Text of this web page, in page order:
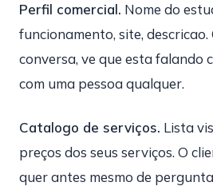
Perfil comercial. Nome do
funcionamento, site,
conversa, ve que esta falando
com uma pessoa qualquer.
Catalogo de serviços. Lista
preços dos seus serviços. O
quer antes mesmo de